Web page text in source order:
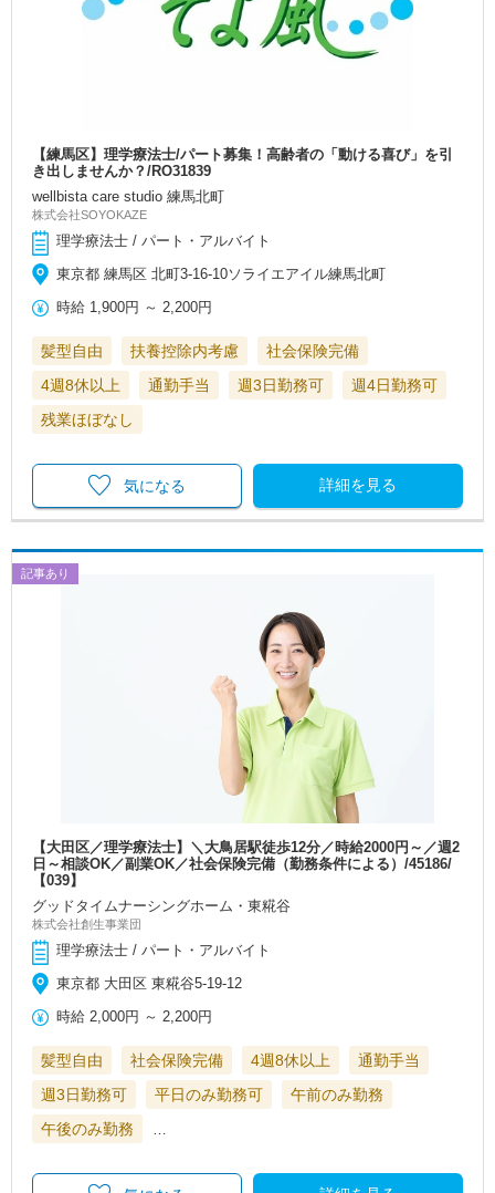
【練馬区】理学療法士/パート募集！高齢者の「動ける喜び」を引
き出しませんか？/RO31839
wellbista care studio 練馬北町
株式会社SOYOKAZE
理学療法士 / パート・アルバイト
東京都 練馬区 北町3-16-10ソライエアイル練馬北町
時給 1,900円 ～2,200円
髪型自由 扶養控除内考慮
社会保険完備
4週8休以上
通勤手当 週3日勤務可
週4日勤務可
残業ほぼなし
詳細を見る
気になる
記事あり
【大田区／理学療法士】＼大鳥居駅徒歩12分／時給2000円～／週2
日～相談OK／副業OK／社会保険完備（勤務条件による）/45186/
【039】
グッドタイムナーシングホーム・東糀谷
株式会社創生事業団
理学療法士 / パート・アルバイト
東京都 大田区 東糀谷5-19-12
時給 2,000円 ～2,200円
髪型自由 社会保険完備 4週8休以上
通勤手当
週3日勤務可
平日のみ勤務可
午前のみ勤務
午後のみ勤務
…